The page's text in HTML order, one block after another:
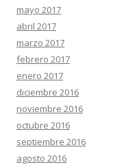
mayo 2017
abril 2017
marzo 2017
febrero 2017
enero 2017
diciembre 2016
noviembre 2016
octubre 2016
septiembre 2016
agosto 2016